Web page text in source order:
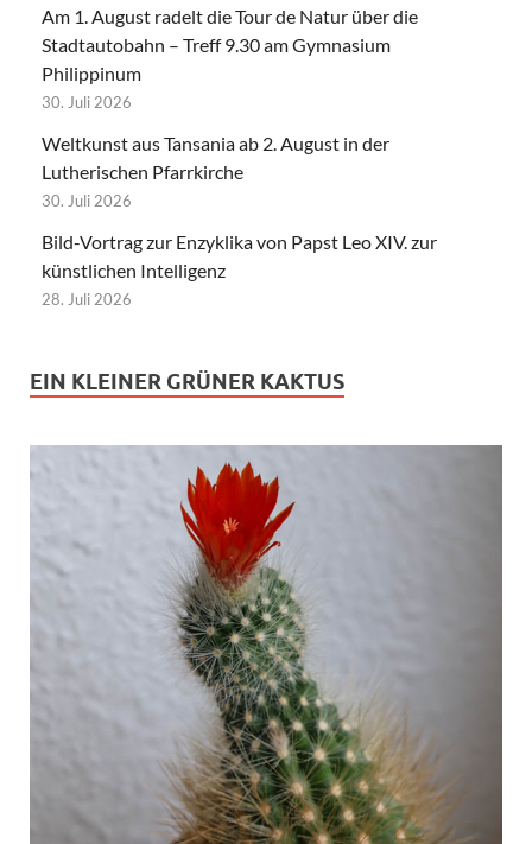
Am 1. August radelt die Tour de Natur über die
Stadtautobahn – Treff 9.30 am Gymnasium
Philippinum
30. Juli 2026
Weltkunst aus Tansania ab 2. August in der
Lutherischen Pfarrkirche
30. Juli 2026
Bild-Vortrag zur Enzyklika von Papst Leo XIV. zur
künstlichen Intelligenz
28. Juli 2026
EIN KLEINER GRÜNER KAKTUS